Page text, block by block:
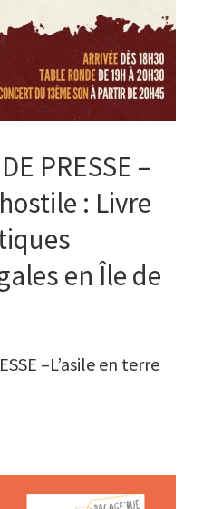
PRESSE –
: Livre
en Île de
–L’asile en terre